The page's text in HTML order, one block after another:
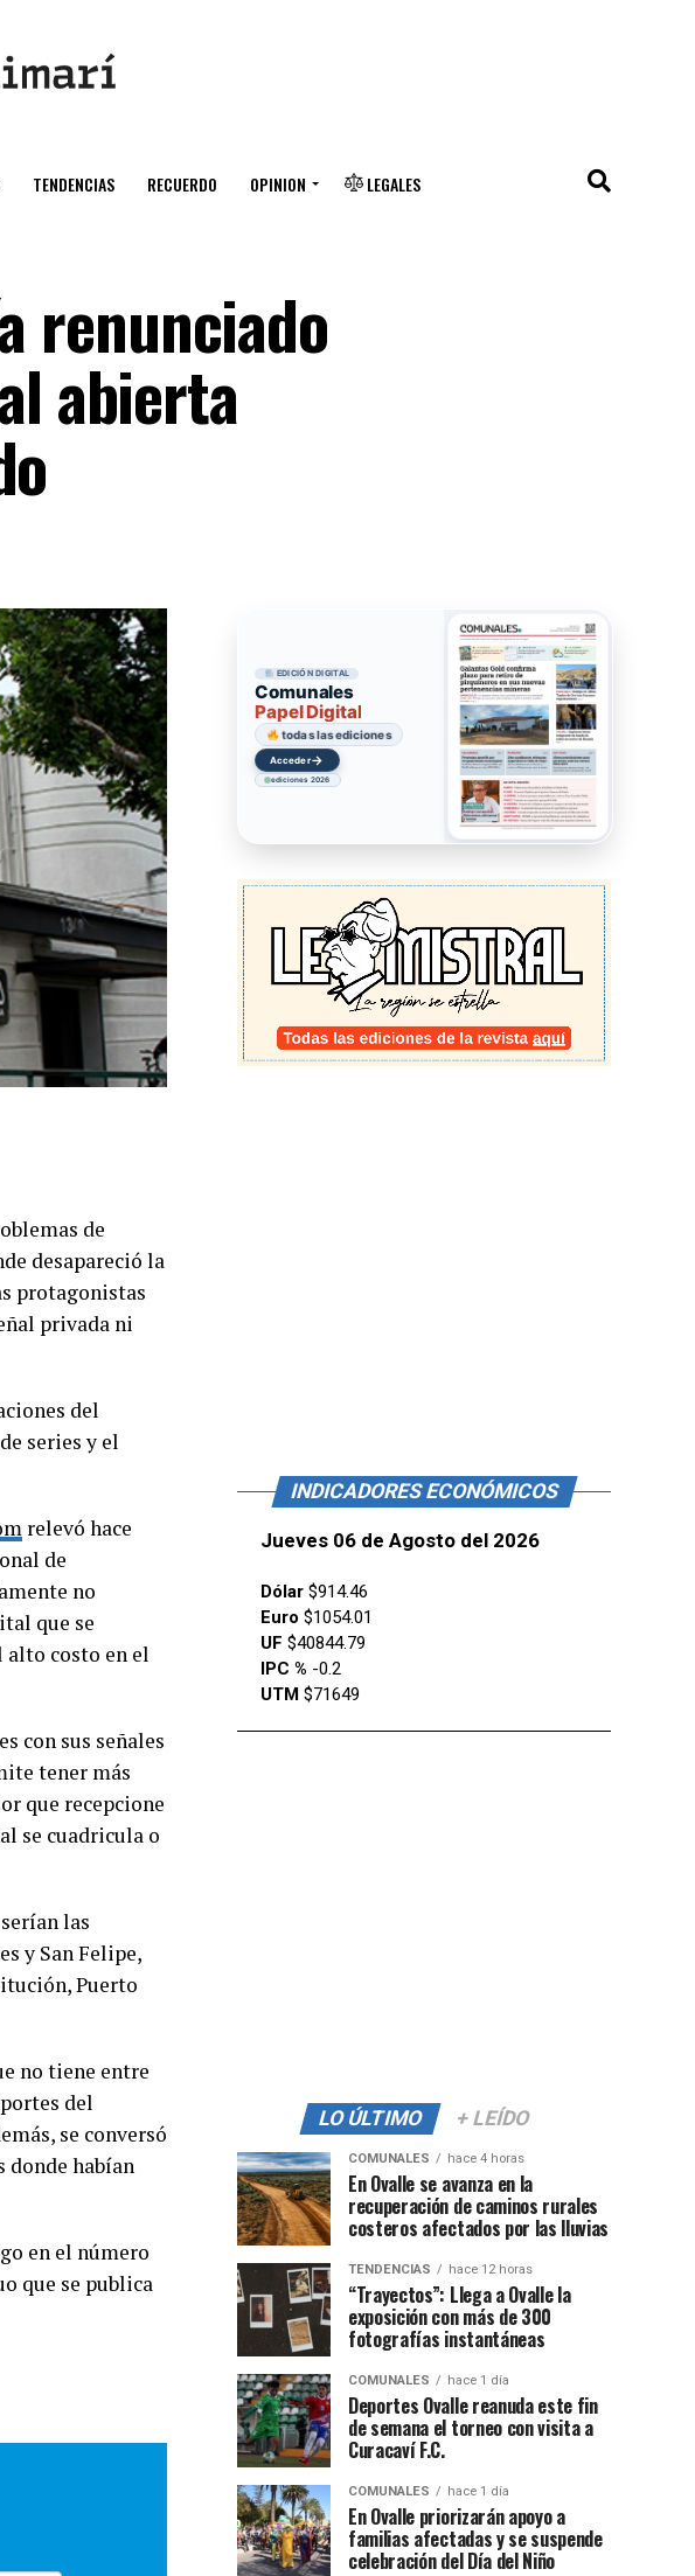
TENDENCIAS RECUERDO OPINION LEGALES
renunciado
abierta
de
desapareció la
protagonistas
privada ni
del
series y el
relevó hace
de
no
que se
alto costo en el
con sus señales
tener más
que recepcione
se cuadricula o
las
y San Felipe,
Puerto
no tiene entre
del
se conversó
donde habían
en el número
que se publica
EDICIÓN DIGITAL
Comunales
Papel Digital
todas las ediciones
Acceder→
ediciones 2026
INDICADORES ECONÓMICOS
Jueves 06 de Agosto del 2026
Dólar $914.46
Euro $1054.01
UF $40844.79
IPC % -0.2
UTM $71649
LO ÚLTIMO + LEÍDO
COMUNALES hace 4 horas
En Ovalle se avanza en la
recuperación de caminos rurales
costeros afectados por las lluvias
TENDENCIAS hace 12 horas
“Trayectos”: Llega a Ovalle la
exposición con más de 300
fotografías instantáneas
COMUNALES hace 1 día
Deportes Ovalle reanuda este fin
de semana el torneo con visita a
Curacaví F.C.
COMUNALES hace 1 día
En Ovalle priorizarán apoyo a
familias afectadas y se suspende
celebración del Día del Niño